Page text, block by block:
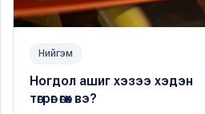
Нийгэм
Ногдол ашиг хэзээ хэдэн
төгрөг өгөх вэ?